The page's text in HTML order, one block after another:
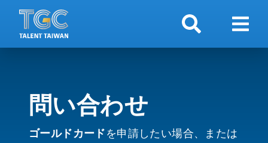
検索 ナビ
問い合わせ
ゴールドカードを申請したい場合、または